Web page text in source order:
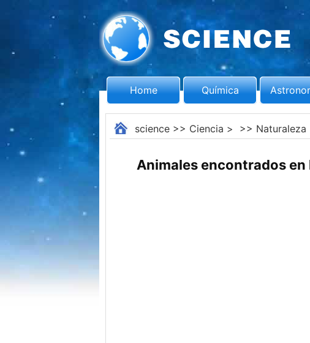
Home Química
science>> Ciencia > >> Naturaleza
Animales encontrados en